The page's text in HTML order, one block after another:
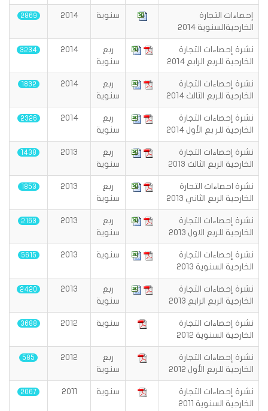
إحصاءات التجارة
الخارجيةالسنوية 2014
سنوية 2014
2869
نشرة إحصاءات التجارة
الخارجية للربع الرابع 2014
ربع
سنوية
2014
3234
نشرة إحصاءات التجارة
الخارجية للربع الثالث 2014
ربع
سنوية
2014
1832
نشرة إحصاءات التجارة
الخارجية للر بع الأول 2014
ربع
سنوية
2014
2326
نشرة إحصاءات التجارة
الخارجية الربع الثالث 2013
ربع
سنوية
2013
1438
نشرة احصاءات التجارة
الخارجية الربع الثاني 2013
ربع
سنوية
2013
1853
نشرة إحصاءات التجارة
الخارجية للربع الاول 2013
ربع
سنوية
2013
2163
نشرة إحصاءات التجارة
الخارجية السنوية 2013
سنوية 2013
5615
نشرة إحصاءات التجارة
الخارجية الربع الرابع 2013
ربع
سنوية
2013
2420
نشرة إحصاءات التجارة
الخارجية السنوية 2012
سنوية 2012
3688
نشرة إحصاءات التجارة
الخارجية للربع الأول 2012
ربع
سنوية
2012
585
نشرة إحصاءات التجارة
الخارجية السنوية 2011
سنوية 2011
2067